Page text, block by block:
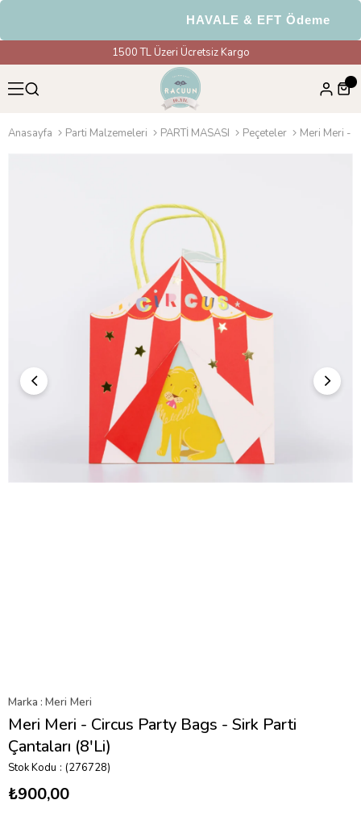
HAVALE & EFT
1500 TL Üzeri Ücretsiz Kargo
Anasayfa Parti Malzemeleri PARTİ MASASI Peçeteler Meri Meri -
Marka : Meri Meri
Meri Meri - Circus Party Bags - Sirk Parti
Çantaları (8'Li)
Stok Kodu (276728)
₺900,00